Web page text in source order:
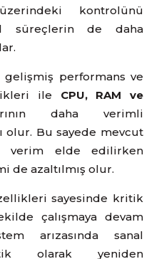
kontrolünü
süreçlerin de daha
gelişmiş performans ve
ile CPU, RAM ve
daha verimli
olur. Bu sayede mevcut
verim elde edilirken
de azaltılmış olur.
sayesinde kritik
çalışmaya devam
arızasında sanal
olarak yeniden